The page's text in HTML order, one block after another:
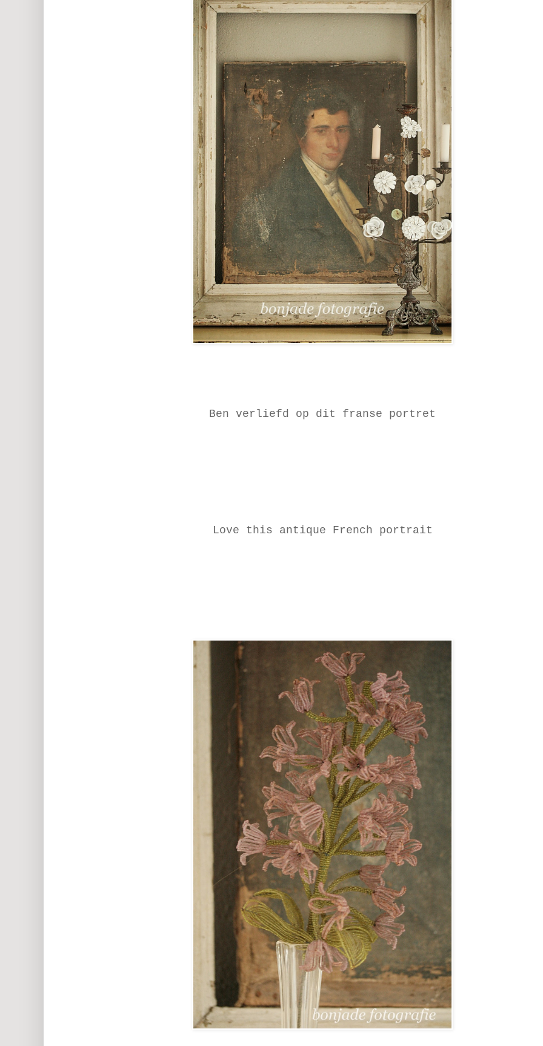
Ben verliefd op dit franse portret
Love this antique French portrait